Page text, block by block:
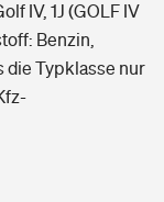
IV, 1J (GOLF IV
Benzin,
die Typklasse nur